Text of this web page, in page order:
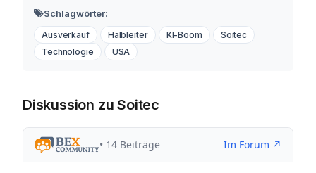
Schlagwörter:
Ausverkauf Halbleiter KI-Boom
Soitec
Technologie
USA
Diskussion zu Soitec